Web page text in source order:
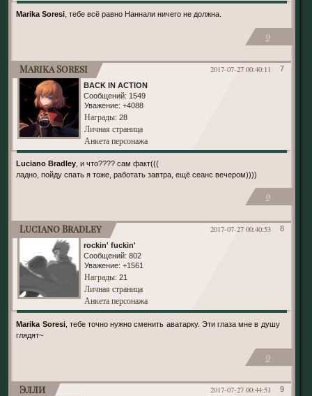
Marika Soresi , тебе всё равно Наннали ничего не должна.
0
7
2017-07-27 00:40:11
Marika Soresi
BACK IN ACTION
Сообщений: 1549
Уважение: +4088
Награды: 28
Личная страница
Анкета персонажа
Luciano Bradley , и что???? сам факт(((
ладно, пойду спать я тоже, работать завтра, ещё сеанс вечером))))
0
8
2017-07-27 00:40:53
Luciano Bradley
rockin' fuckin'
Сообщений: 802
Уважение: +1561
Награды: 21
Личная страница
Анкета персонажа
Marika Soresi, тебе точно нужно сменить аватарку. Эти глаза мне в душу
глядят~
0
9
2017-07-27 00:44:51
Элли